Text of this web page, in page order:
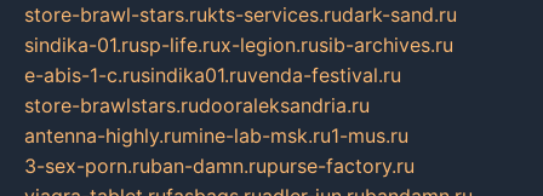
store-brawl-stars.rukts-services.rudark-sand.ru
sindika-01.rusp-life.rux-legion.rusib-archives.ru
e-abis-1-c.rusindika01.ruvenda-festival.ru
store-brawlstars.rudooraleksandria.ru
antenna-highly.rumine-lab-msk.ru1-mus.ru
3-sex-porn.ruban-damn.rupurse-factory.ru